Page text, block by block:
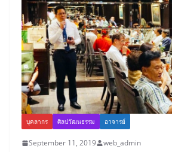
บุคลากร ศิลปวัฒนธรรม อาจารย์
September 11, 2019 web_admin